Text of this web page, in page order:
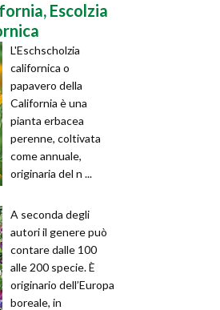
Escolzia
L'Eschscholzia
californica o
papavero della
California è una
pianta erbacea
perenne, coltivata
come annuale,
originaria del n ...
A seconda degli
autori il genere può
contare dalle 100
alle 200 specie. È
originario dell’Europa
boreale, in